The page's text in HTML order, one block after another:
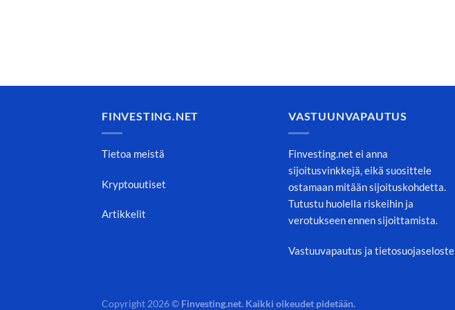
FINVESTING.NET
Tietoa meistä
Kryptouutiset
Artikkelit
VASTUUNVAPAUTUS
Finvesting.net ei anna
sijoitusvinkkejä, eikä suosittele
ostamaan mitään sijoituskohdetta.
Tutustu huolella riskeihin ja
verotukseen ennen sijoittamista.
Vastuuvapautus ja tietosuojaseloste
Copyright 2026 © Finvesting.net. Kaikki oikeudet pidetään.